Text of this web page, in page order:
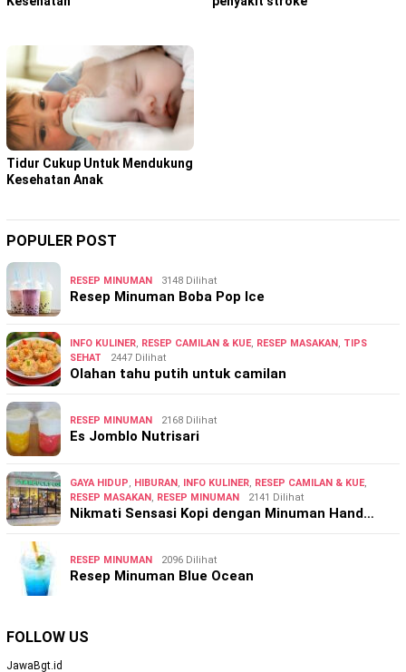
Tidur Cukup Untuk Mendukung
Kesehatan Anak
POPULER POST
RESEP MINUMAN 3148 Dilihat
Resep Minuman Boba Pop Ice
INFO KULINER, RESEP CAMILAN & KUE, RESEP MASAKAN, TIPS
SEHAT
2447 Dilihat
Olahan tahu putih untuk camilan
RESEP MINUMAN 2168 Dilihat
Es Jomblo Nutrisari
GAYA HIDUP, HIBURAN, INFO KULINER, RESEP CAMILAN & KUE,
RESEP MASAKAN, RESEP MINUMAN 2141 Dilihat
Nikmati Sensasi Kopi dengan Minuman Hand…
RESEP MINUMAN 2096 Dilihat
Resep Minuman Blue Ocean
FOLLOW US
JawaBgt.id